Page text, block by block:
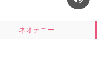
ネオテニー